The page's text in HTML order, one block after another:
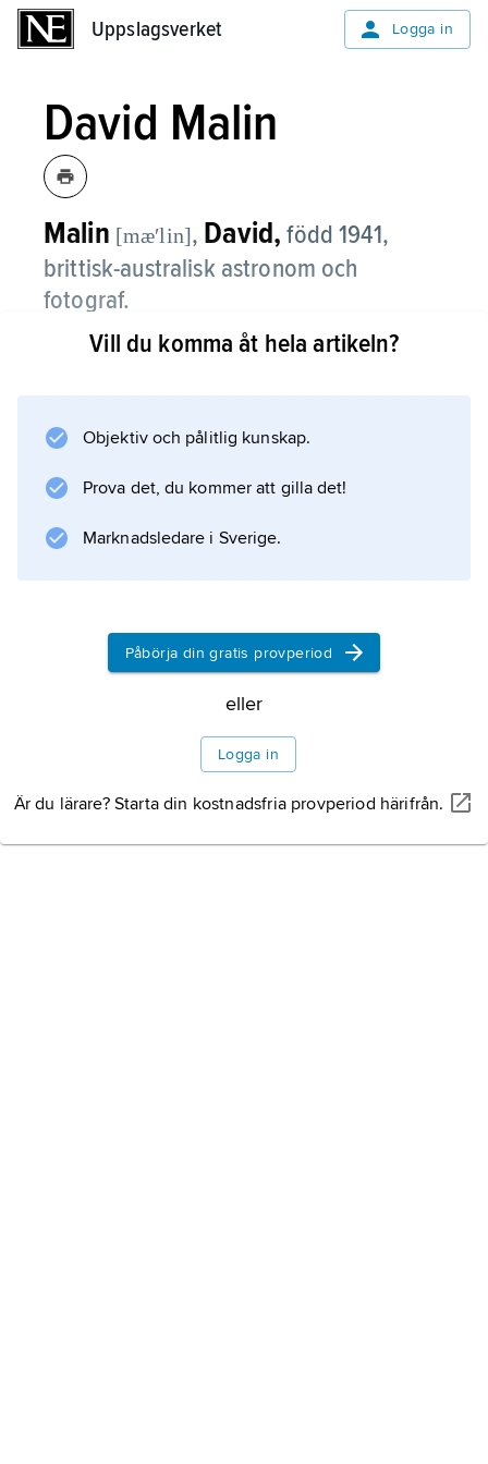
Uppslagsverket Logga in
David Malin
Malin [mæʹlin], David, född 1941,
brittisk-australisk astronom och
fotograf.
Malin var från början kemist och specialiserad
på dåvarande Anglo-Australian Observatory
Observatory.
Vill du komma åt hela artikeln?
Objektiv och pålitlig kunskap.
Prova det, du kommer att gilla det!
Marknadsledare i Sverige.
Påbörja din gratis provperiod
eller
Logga in
Är du lärare? Starta din kostnadsfria provperiod härifrån.